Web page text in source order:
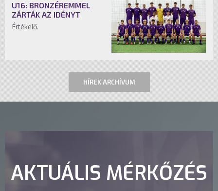
U16: BRONZÉREMMEL
ZÁRTÁK AZ IDÉNYT
Értékelő.
HÍREK ARCHÍVUM
AKTUÁLIS MÉRKŐZÉS